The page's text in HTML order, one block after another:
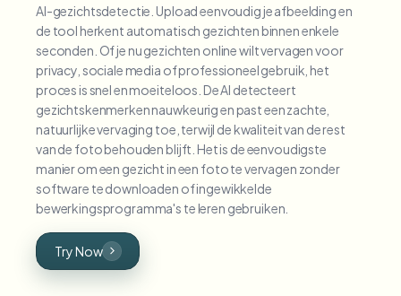
AI-gezichtsdetectie. Upload eenvoudig je afbeelding en
de tool herkent automatisch gezichten binnen enkele
seconden. Of je nu gezichten online wilt vervagen voor
privacy, sociale media of professioneel gebruik, het
proces is snel en moeiteloos. De AI detecteert
gezichtskenmerken nauwkeurig en past een zachte,
natuurlijke vervaging toe, terwijl de kwaliteit van de rest
van de foto behouden blijft. Het is de eenvoudigste
manier om een gezicht in een foto te vervagen zonder
software te downloaden of ingewikkelde
bewerkingsprogramma's te leren gebruiken.
Try Now